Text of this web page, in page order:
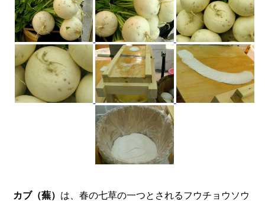
カブ（蕪） は、春の七草の一つとされるフウチョウソウ